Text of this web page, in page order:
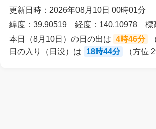
更新日時：2026年08月10日 00時01分
緯度：39.90519 経度：140.10978 標
本日（8月10日）の日の出は 4時46分
日の入り（日没）は
18時44分 （方位